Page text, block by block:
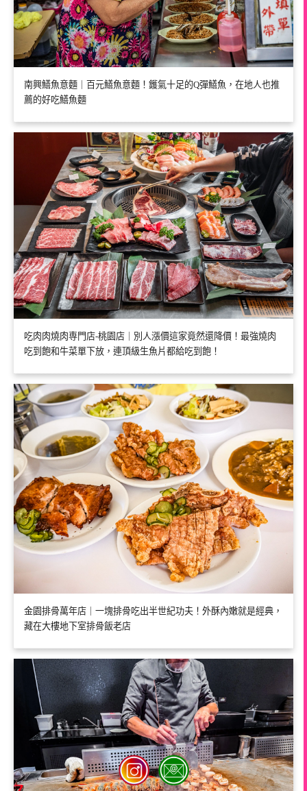
南興鱔魚意麵｜百元鱔魚意麵！鑊氣十足的Q彈鱔魚，在地人也推
薦的好吃鱔魚麵
吃肉肉燒肉専門店-桃園店｜別人漲價這家竟然還降價！最強燒肉
吃到飽和牛菜單下放，連頂級生魚片都給吃到飽！
金園排骨萬年店｜一塊排骨吃出半世紀功夫！外酥內嫩就是經典，
藏在大樓地下室排骨飯老店